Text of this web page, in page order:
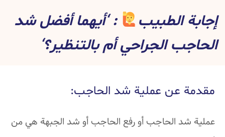
إجابة الطبيب
: ‘أيهما أفضل شد
الحاجب الجراحي أم بالتنظير؟‘
مقدمة عن عملية شد الحاجب:
عملية شد الحاجب أو رفع الحاجب أو شد الجبهة هي من